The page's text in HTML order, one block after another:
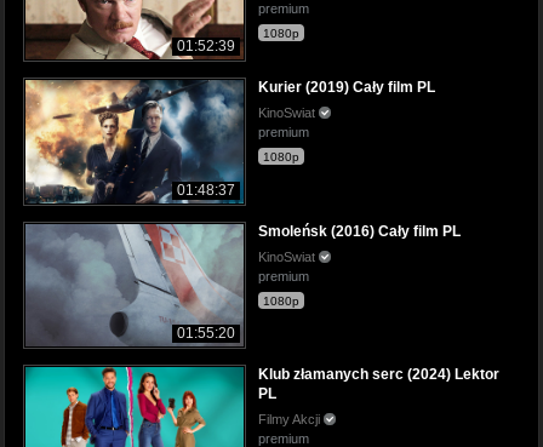
01:52:39
premium
1080p
01:48:37
Kurier (2019) Cały film PL
KinoSwiat
premium
1080p
01:55:20
Smoleńsk (2016) Cały film PL
KinoSwiat
premium
1080p
Klub złamanych serc (2024) Lektor
PL
Filmy Akcji
premium